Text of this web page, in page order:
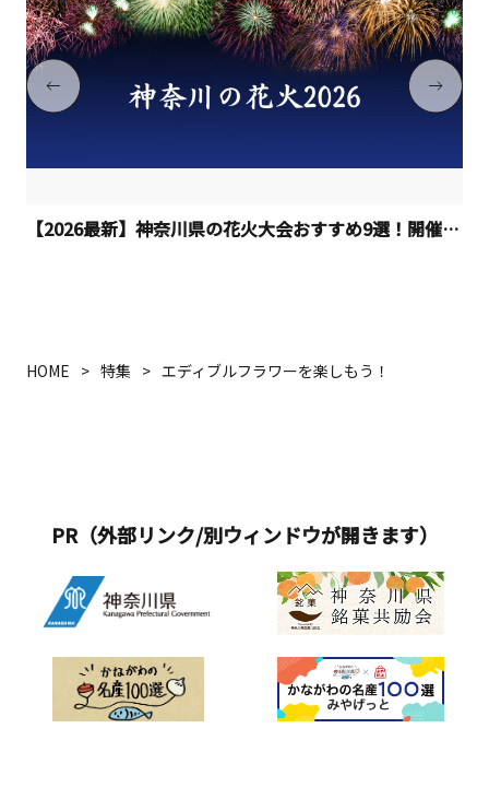
【2026最新】神奈川県の花火大会おすすめ9選！開催日程
HOME 特集 エディブルフラワーを楽しもう！
PR（外部リンク/別ウィンドウが開きます）